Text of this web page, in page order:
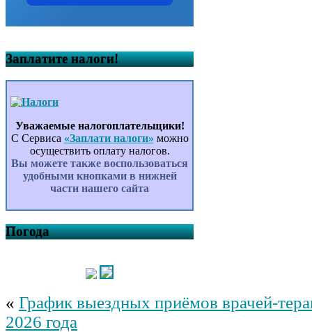
Заплатите налоги!
Уважаемые налогоплательщики!
С Сервиса «Заплати налоги» можно
осуществить оплату налогов.
Вы можете также воспользоваться
удобными кнопками в нижней
части нашего сайта
Погода
« График выездных приёмов врачей-
2026 года